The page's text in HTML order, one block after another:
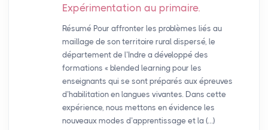
Expérimentation au primaire.
Résumé Pour affronter les problèmes liés au
maillage de son territoire rural dispersé, le
département de l’Indre a développé des
formations « blended learning pour les
enseignants qui se sont préparés aux épreuves
d’habilitation en langues vivantes. Dans cette
expérience, nous mettons en évidence les
nouveaux modes d’apprentissage et la (…)